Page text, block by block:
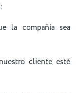
compañía sea
cliente esté